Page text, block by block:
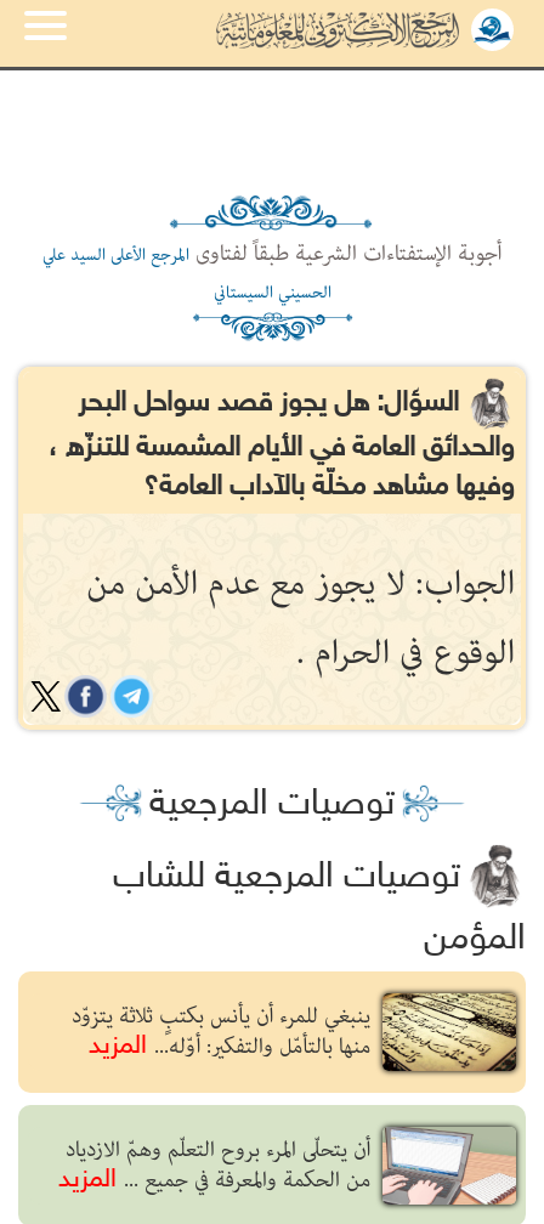
أجوبة الإستفتاءات الشرعية طبقاً لفتاوى المرجع الأعلى السيد علي
الحسيني السيستاني
السؤال: هل يجوز قصد سواحل البحر
والحدائق العامة في الأيام المشمسة للتنزّه ،
وفيها مشاهد مخلّة بالآداب العامة؟
الجواب: لا يجوز مع عدم الأمن من
الوقوع في الحرام .
توصيات المرجعية
توصيات المرجعية للشاب
المؤمن
ينبغي للمرء أن يأنس بكتبٍ ثلاثة يتزوّد
منها بالتأمّل والتفكير: أوّله... المزيد
أن يتحلّى المرء بروح التعلّم وهمّ الازدياد
من الحكمة والمعرفة في جميع ... المزيد